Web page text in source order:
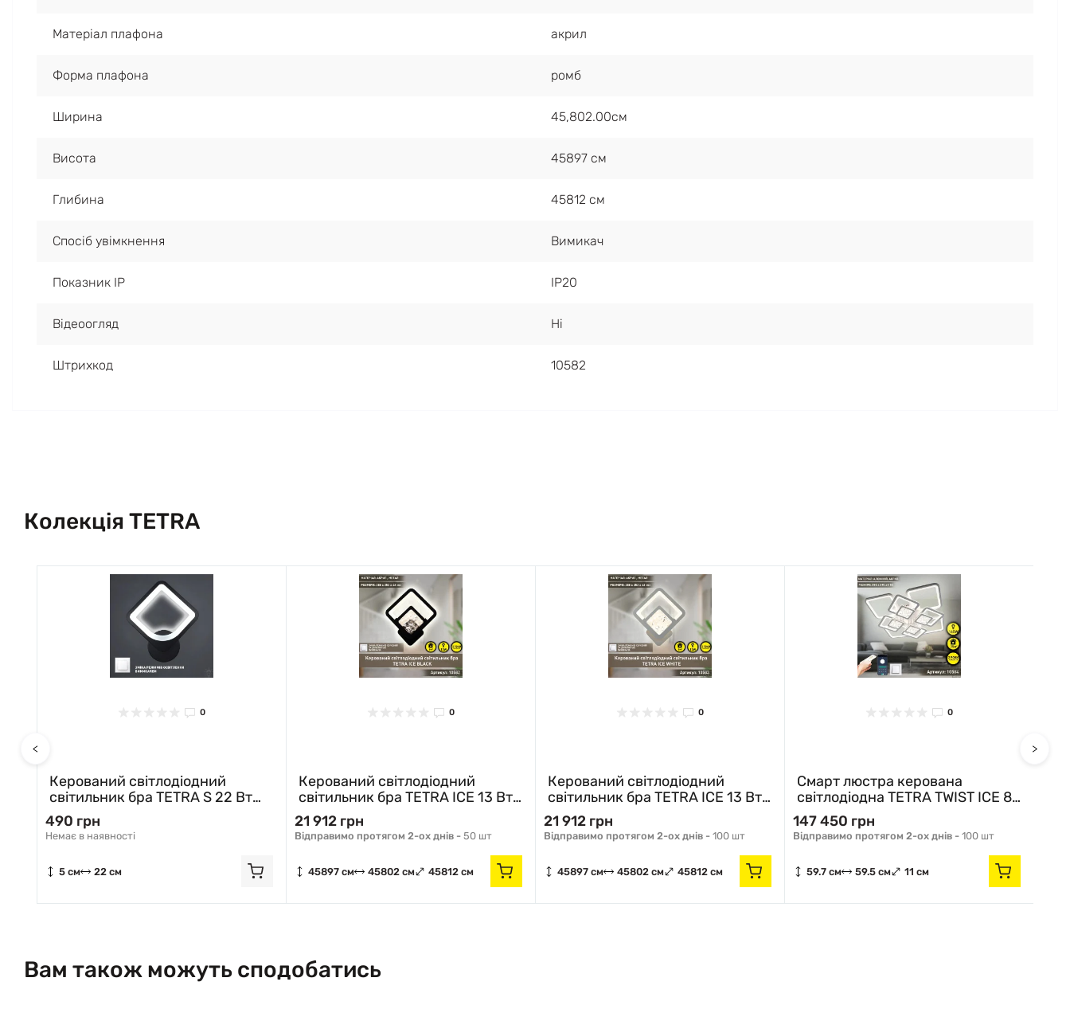
Матеріал плафона акрил
Форма плафона ромб
Ширина 45,802.00см
Висота 45897 см
Глибина 45812 см
Спосіб увімкнення Вимикач
Показник IP IP20
Відеоогляд Ні
Штрихкод 10582
Колекція TETRA
<
0
Керований cвітлодіодний
світильник бра TETRA S 22 Вт
220х250х50 мм Чорний 10414
ESLLSE
490 грн
Немає в наявності
5 см 22 см
0
Керований cвітлодіодний
світильник бра TETRA ICE 13 Вт
S 288х252х46 мм 10582 ESLLSE
21 912 грн
Відправимо протягом 2-ох днів - 50 шт
45897 см 45802 см 45812 см
0
Керований cвітлодіодний
світильник бра TETRA ICE 13 Вт
S 288х252х46 мм 10583 ESLLSE
21 912 грн
Відправимо протягом 2-ох днів - 100 шт
45897 см 45802 см 45812 см
0
Смарт люстра керована
світлодіодна TETRA TWIST ICE 8S
165 Вт 595x595x110 мм Бiла
10584 ESLLSE
147 450 грн
Відправимо протягом 2-ох днів - 100 шт
59.7 см 59.5 см 11 см
>
Вам також можуть сподобатись